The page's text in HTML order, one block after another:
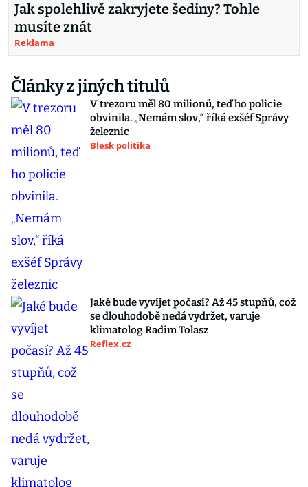
Jak spolehlivě zakryjete šediny? Tohle
musíte znát
Reklama
Články z jiných titulů
V trezoru měl 80 milionů, teď ho policie
obvinila. „Nemám slov,“ říká exšéf Správy
železnic
Blesk politika
Jaké bude vyvíjet počasí? Až 45 stupňů, což
se dlouhodobě nedá vydržet, varuje
klimatolog Radim Tolasz
Reflex.cz